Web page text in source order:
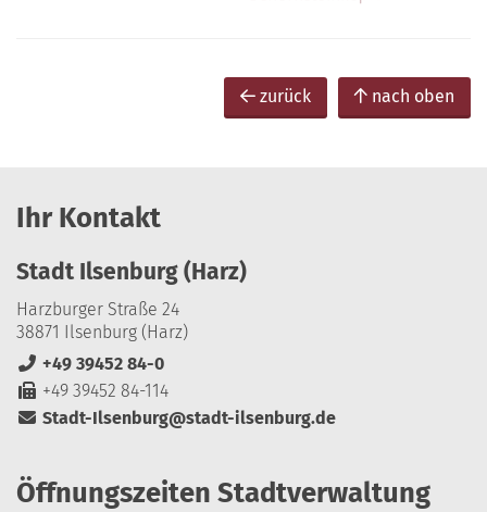
zurück nach oben
Ihr Kontakt
Stadt Ilsenburg (Harz)
Harzburger Straße 24
38871 Ilsenburg (Harz)
+49 39452 84-0
+49 39452 84-114
Stadt-Ilsenburg@stadt-ilsenburg.de
Öffnungszeiten Stadtverwaltung